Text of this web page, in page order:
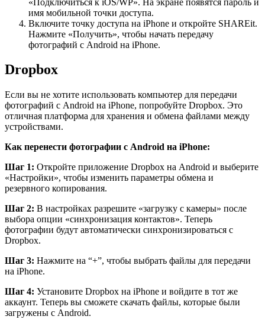
имя мобильной точки доступа.
Включите точку доступа на iPhone и откройте SHAREit.
Нажмите «Получить», чтобы начать передачу
фотографий с Android на iPhone.
Dropbox
Если вы не хотите использовать компьютер для передачи
фотографий с Android на iPhone, попробуйте Dropbox. Это
отличная платформа для хранения и обмена файлами между
устройствами.
Как перенести фотографии с Android на iPhone:
Шаг 1: Откройте приложение Dropbox на Android и выберите
«Настройки», чтобы изменить параметры обмена и
резервного копирования.
Шаг 2: В настройках разрешите «загрузку с камеры» после
выбора опции «синхронизация контактов». Теперь
фотографии будут автоматически синхронизироваться с
Dropbox.
Шаг 3: Нажмите на “+”, чтобы выбрать файлы для передачи
на iPhone.
Шаг 4: Установите Dropbox на iPhone и войдите в тот же
аккаунт. Теперь вы сможете скачать файлы, которые были
загружены с Android.